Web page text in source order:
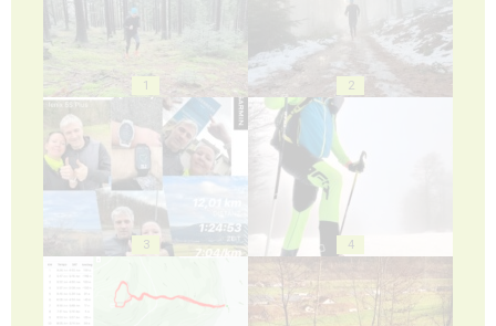
1 2
3 4